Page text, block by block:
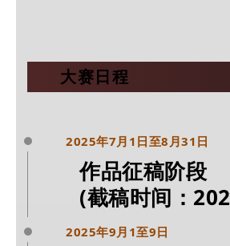
大赛日程
2025年7月1日至8月31日
作品征稿阶段
(截稿时间：202
2025年9月1至9日